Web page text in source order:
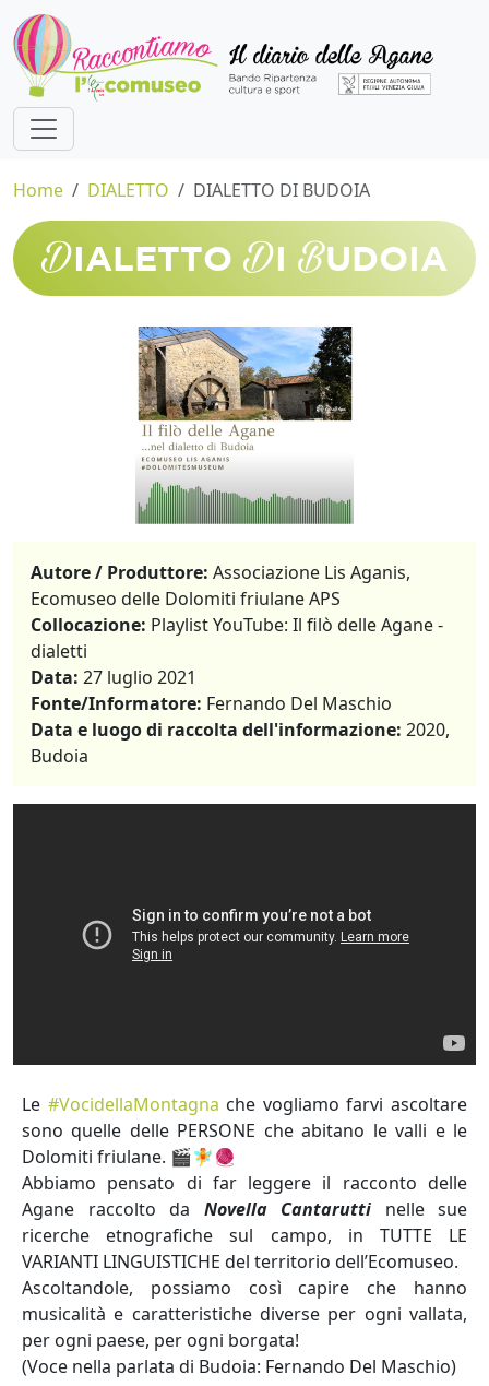
Home DIALETTO DIALETTO DI BUDOIA
D IALETTO D BUDOIA
Autore / Produttore: Associazione Lis Aganis,
Ecomuseo delle Dolomiti friulane APS
Collocazione: Playlist YouTube: Il filò delle Agane -
dialetti
Data: 27 luglio 2021
Fonte/Informatore: Fernando Del Maschio
Data e luogo di raccolta dell'informazione: 2020,
Budoia
Le #VocidellaMontagna che vogliamo farvi ascoltare
sono quelle delle PERSONE che abitano le valli e le
Dolomiti friulane. 🎬🧚🧶
Abbiamo pensato di far leggere il racconto delle
Agane raccolto da Novella Cantarutti nelle sue
ricerche etnografiche sul campo, in TUTTE LE
VARIANTI LINGUISTICHE del territorio dell’Ecomuseo.
Ascoltandole, possiamo così capire che hanno
musicalità e caratteristiche diverse per ogni vallata,
per ogni paese, per ogni borgata!
(Voce nella parlata di Budoia: Fernando Del Maschio)